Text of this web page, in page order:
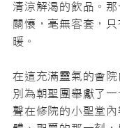
清涼解渴的飲品。
關懷，毫無客套，
暖。
在這充滿靈氣的會
別為朝聖團舉獻了
聲在修院的小聖堂